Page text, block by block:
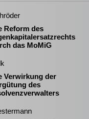
Reform des
das MoMiG
Verwirkung der
des